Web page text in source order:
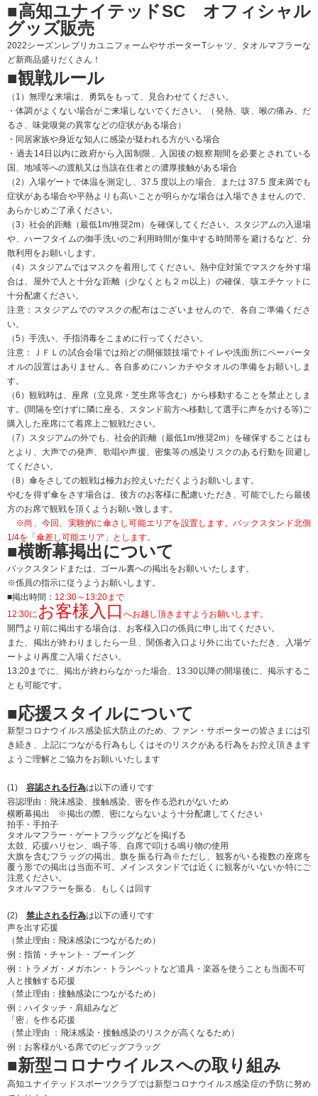
■高知ユナイテッドSC オフィシャル
グッズ販売
2022シーズンレプリカユニフォームやサポーターTシャツ、タオルマフラーな
ど新商品盛りだくさん！
■観戦ルール
（1）無理な来場は、勇気をもって、見合わせてください。
・体調がよくない場合がご来場しないでください。（発熱、咳、喉の痛み、だ
るさ、味覚嗅覚の異常などの症状がある場合）
・同居家族や身近な知人に感染が疑われる方がいる場合
・過去14日以内に政府から入国制限、入国後の観察期間を必要とされている
国、地域等への渡航又は当該在住者との濃厚接触がある場合
（2）入場ゲートで体温を測定し、37.5 度以上の場合、または 37.5 度未満でも
症状がある場合や平熱よりも高いことが明らかな場合は入場できませんので、
あらかじめご了承ください。
（3）社会的距離（最低1m/推奨2m）を確保してください。スタジアムの入退場
や、ハーフタイムの御手洗いのご利用時間が集中する時間帯を避けるなど、分
散利用をお願いします。
（4）スタジアムではマスクを着用してください。熱中症対策でマスクを外す場
合は、屋外で人と十分な距離（少なくとも２ｍ以上）の確保、咳エチケットに
十分配慮ください。
注意：スタジアムでのマスクの配布はございませんので、各自ご準備くださ
い。
（5）手洗い、手指消毒をこまめに行ってください。
注意：ＪＦＬの試合会場では殆どの開催競技場でトイレや洗面所にペーパータ
オルの設置はありません。各自多めにハンカチやタオルの準備をお願いしま
す。
（6）観戦時は、座席（立見席・芝生席等含む）から移動することを禁止としま
す。(間隔を空けずに隣に座る、スタンド前方へ移動して選手に声をかける等)ご
購入した座席にて着席上ご観戦ださい。
（7）スタジアムの外でも、社会的距離（最低1m/推奨2m）を確保することはも
とより、大声での発声、歌唱や声援、密集等の感染リスクのある行動を回避し
てください。
（8）傘をさしての観戦は極力お控えいただくようお願いします。
やむを得ず傘をさす場合は、後方のお客様に配慮いただき、可能でしたら最後
方のお席で観戦を頂くようお願い致します。
※尚、今回、実験的に傘さし可能エリアを設置します。バックスタンド北側
1/4を「傘差し可能エリア」とします。
■横断幕掲出について
バックスタンドまたは、ゴール裏への掲出をお願いいたします。
※係員の指示に従うようお願いします。
■掲出時間： 12:30～13:20まで
12:30に お客様入口 へお越し頂きますようお願いします。
開門より前に掲出する場合は、お客様入口の係員に申し出てください。
また、掲出が終わりましたら一旦、関係者入口より外に出ていただき、入場ゲ
ートより再度ご入場ください。
13:20までに、掲出が終わらなかった場合、13:30以降の開場後に、掲示するこ
とも可能です。
■応援スタイルについて
新型コロナウイルス感染拡大防止のため、ファン・サポーターの皆さまには引
き続き、上記につながる行為もしくはそのリスクがある行為をお控え頂きます
ようご理解とご協力をお願いいたします
(1) 容認される行為は以下の通りです
容認理由：飛沫感染、接触感染、密を作る恐れがないため
横断幕掲出 ※掲出の際、密にならないよう十分配慮してください
拍手・手拍子
タオルマフラー・ゲートフラッグなどを掲げる
太鼓、応援ハリセン、鳴子等、自席で叩ける鳴り物の使用
大旗を含むフラッグの掲出、旗を振る行為※ただし、観客がいる複数の座席を
覆う形での掲出は当面不可。メインスタンドでは近くに観客がいないか特にご
注意ください。
タオルマフラーを振る、もしくは回す
(2) 禁止される行為は以下の通りです
声を出す応援
（禁止理由：飛沫感染につながるため）
例：指笛・チャント・ブーイング
例：トラメガ・メガホン・トランペットなど道具・楽器を使うことも当面不可
人と接触する応援
（禁止理由：接触感染につながるため）
例：ハイタッチ・肩組みなど
「密」を作る応援
（禁止理由 ：飛沫感染・接触感染のリスクが高くなるため）
例：お客様がいる席でのビッグフラッグ
■新型コロナウイルスへの取り組み
高知ユナイテッドスポーツクラブでは新型コロナウイルス感染症の予防に努め